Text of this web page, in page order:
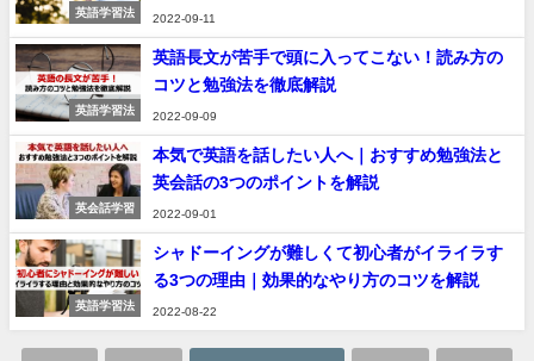
英語学習法
2022-09-11
英語学習法
英語長文が苦手で頭に入ってこない！読み方の
コツと勉強法を徹底解説
2022-09-09
英会話学習
本気で英語を話したい人へ｜おすすめ勉強法と
英会話の3つのポイントを解説
2022-09-01
英語学習法
シャドーイングが難しくて初心者がイライラす
る3つの理由｜効果的なやり方のコツを解説
2022-08-22